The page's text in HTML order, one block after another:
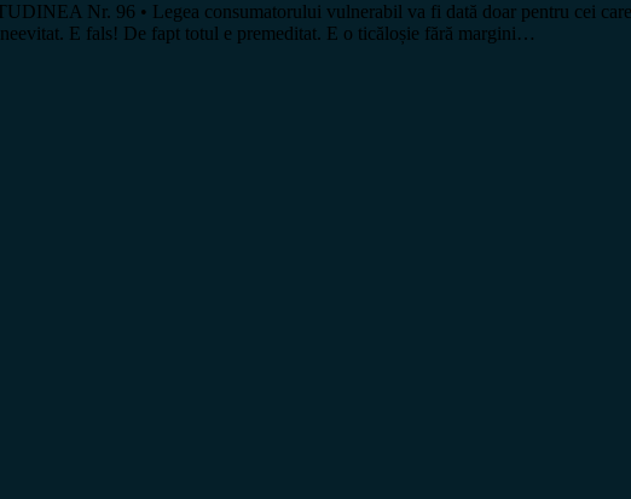
Nr. 96 • Legea consumatorului vulnerabil va fi dată doar pentru cei
E fals! De fapt totul e premeditat. E o ticăloșie fără margini…